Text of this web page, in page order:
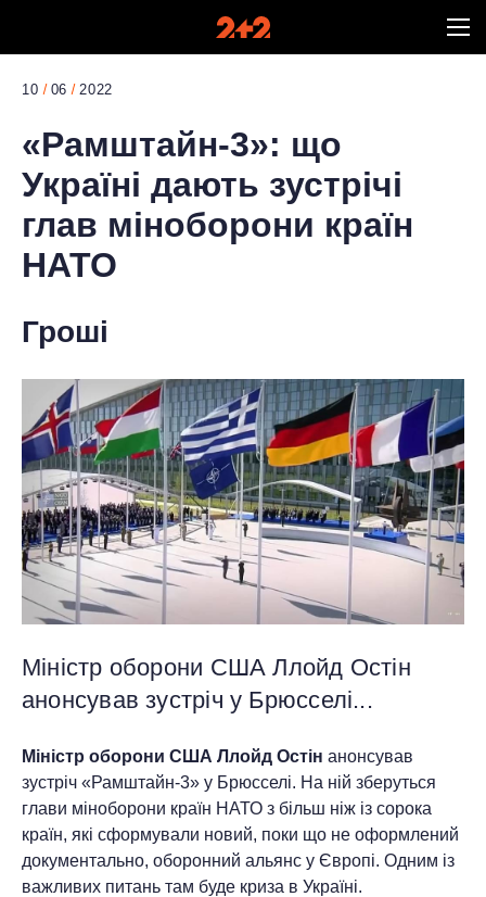
10 06 2022
«Рамштайн-3»: що
Україні дають зустрічі
глав міноборони країн
НАТО
Гроші
Міністр оборони США Ллойд Остін
анонсував зустріч у Брюсселі...
Міністр оборони США Ллойд Остін анонсував
зустріч «Рамштайн-3» у Брюсселі. На ній зберуться
глави міноборони країн НАТО з більш ніж із сорока
країн, які сформували новий, поки що не оформлений
документально, оборонний альянс у Європі. Одним із
важливих питань там буде криза в Україні.